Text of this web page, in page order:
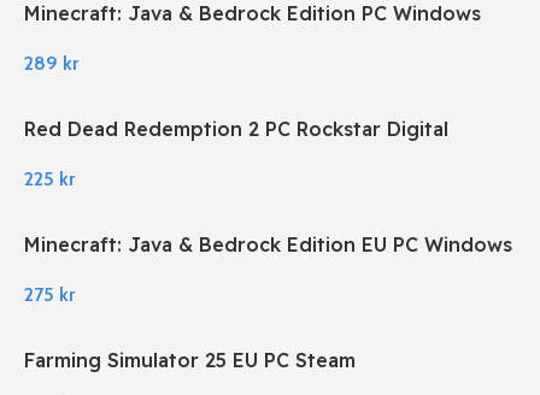
Minecraft: Java & Bedrock Edition PC Windows
289 kr
Red Dead Redemption 2 PC Rockstar Digital
225 kr
Minecraft: Java & Bedrock Edition EU PC Windows
275 kr
Farming Simulator 25 EU PC Steam